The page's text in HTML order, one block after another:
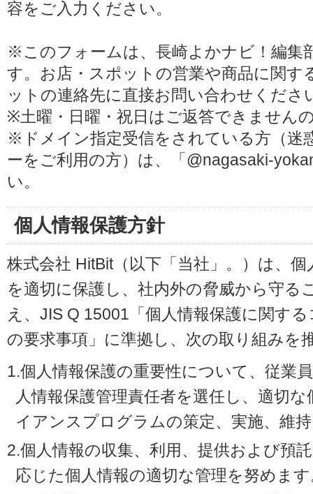
容をご入力ください。
※このフォームは、長崎よかナビ！編集
す。お店・スポットの営業や商品に関す
ットの連絡先に直接お問い合わせくださ
※土曜・日曜・祝日はご返答できません
※ドメイン指定受信をされている方（迷
ーをご利用の方）は、「@nagasaki-
い。
個人情報保護方針
株式会社 HitBit（以下「当社」。）は、
を適切に保護し、社内外の脅威から守る
え、JIS Q 15001「個人情報保護に関す
の要求事項」に準拠し、次の取り組みを
1.個人情報保護の重要性について、従業
人情報保護管理責任者を選任し、適切
イアンスプログラムの策定、実施、維
2.個人情報の収集、利用、提供および預
応じた個人情報の適切な管理を努めま